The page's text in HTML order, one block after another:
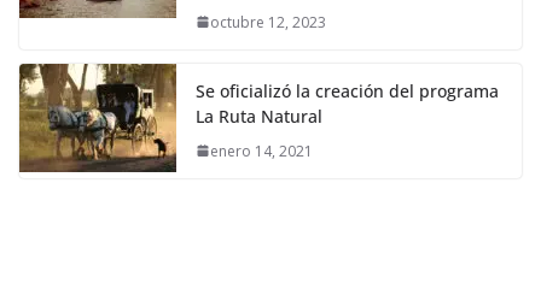
octubre 12, 2023
Se oficializó la creación del programa
La Ruta Natural
enero 14, 2021